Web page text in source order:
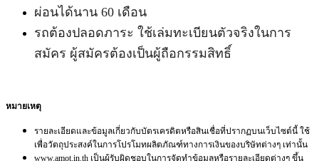
ผ่อนได้นาน 60 เดือน
รถต้องปลอดภาระ ใช้เล่มทะเบียนตัวจริงในการ
สมัคร ผู้สมัครต้องเป็นผู้ถือกรรมสิทธิ์
หมายเหตุ
รายละเอียดและข้อมูลเกี่ยวกับบัตรเครดิตหรือสินเชื่อที่ปรากฏบนเว็บไซต์นี้ ใช้
เพื่อวัตถุประสงค์ในการโปรโมทผลิตภัณฑ์ทางการเงินของบริษัทต่างๆ เท่านั้น
www.amot.in.th เป็นผู้รับผิดชอบในการจัดทำข้อมูลหรือรายละเอียดต่างๆ ขึ้น